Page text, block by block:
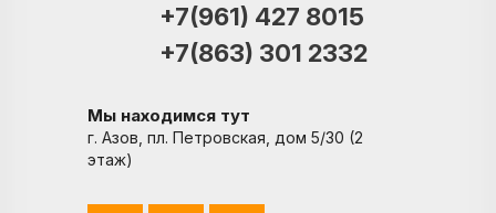
+7(961) 427 8015
+7(863) 301 2332
Мы находимся тут
г. Азов, пл. Петровская, дом 5/30 (2
этаж)